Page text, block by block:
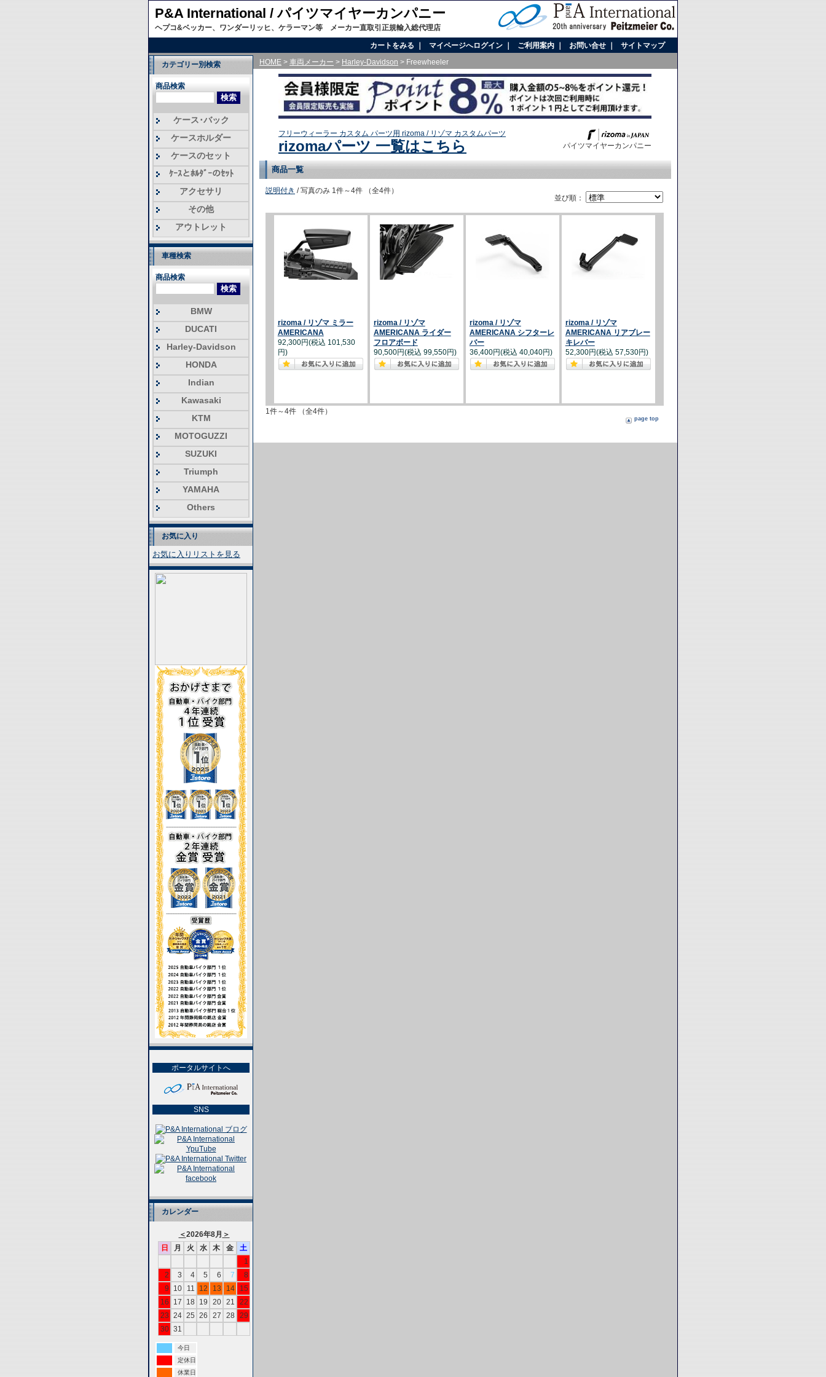
P&A International / パイツマイヤーカンパニー
ヘプコ&ベッカー、ワンダーリッヒ、ケラーマン等 メーカー直取引正規輸入総代理店
カートをみる マイページへログイン ご利用案内 お問い合せ サイトマップ
カテゴリー別検索
商品検索
ケース･バック
ケースホルダー
ケースのセット
ｹｰｽとﾎﾙﾀﾞｰのｾｯﾄ
アクセサリ
その他
アウトレット
車種検索
商品検索
BMW
DUCATI
Harley-Davidson
HONDA
Indian
Kawasaki
KTM
MOTOGUZZI
SUZUKI
Triumph
YAMAHA
Others
お気に入り
お気に入りリストを見る
ポータルサイトへ
SNS
カレンダー
＜2026年8月 ＞
日
月 火 水 木 金
土
1
2
3 4 5 6 7
8
9
10 11 12 13 14
15
16
17 18 19 20 21
22
23 24 25 26 27 28
29
30 31
今日
定休日
休業日
HOME > 車両メーカー > Harley-Davidson > Freewheeler
フリーウィーラー カスタム パーツ用 rizoma / リゾマ カスタムパーツ
rizomaパーツ 一覧はこちら パイツマイヤーカンパニー
商品一覧
並び順：
説明付き / 写真のみ 1件～4件 （全4件）
rizoma / リゾマ ミラー
AMERICANA
92,300円(税込 101,530
円)
rizoma / リゾマ
AMERICANA ライダー
フロアボード
90,500円(税込 99,550円)
rizoma / リゾマ
AMERICANA シフターレ
バー
36,400円(税込 40,040円)
rizoma / リゾマ
AMERICANA リアブレー
キレバー
52,300円(税込 57,530円)
1件～4件 （全4件）
page top